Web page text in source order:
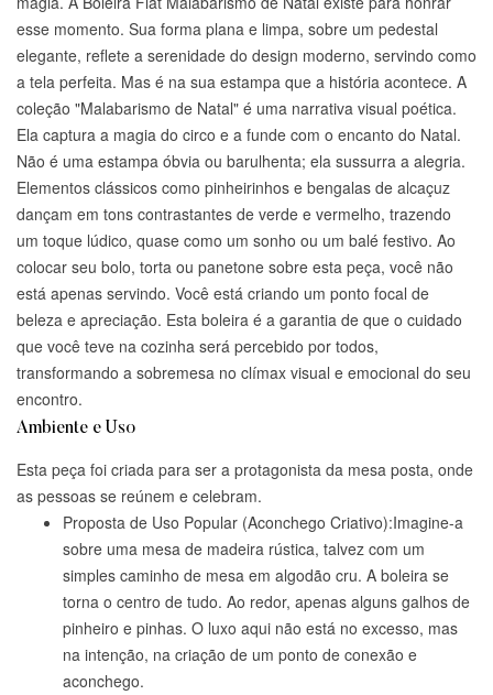
esse momento. Sua forma plana e limpa, sobre um pedestal
elegante, reflete a serenidade do design moderno, servindo como
a tela perfeita. Mas é na sua estampa que a história acontece. A
coleção "Malabarismo de Natal" é uma narrativa visual poética.
Ela captura a magia do circo e a funde com o encanto do Natal.
Não é uma estampa óbvia ou barulhenta; ela sussurra a alegria.
Elementos clássicos como pinheirinhos e bengalas de alcaçuz
dançam em tons contrastantes de verde e vermelho, trazendo
um toque lúdico, quase como um sonho ou um balé festivo. Ao
colocar seu bolo, torta ou panetone sobre esta peça, você não
está apenas servindo. Você está criando um ponto focal de
beleza e apreciação. Esta boleira é a garantia de que o cuidado
que você teve na cozinha será percebido por todos,
transformando a sobremesa no clímax visual e emocional do seu
encontro.
Ambiente e Uso
Esta peça foi criada para ser a protagonista da mesa posta, onde
as pessoas se reúnem e celebram.
Proposta de Uso Popular (Aconchego Criativo):Imagine-a
sobre uma mesa de madeira rústica, talvez com um
simples caminho de mesa em algodão cru. A boleira se
torna o centro de tudo. Ao redor, apenas alguns galhos de
pinheiro e pinhas. O luxo aqui não está no excesso, mas
na intenção, na criação de um ponto de conexão e
aconchego.